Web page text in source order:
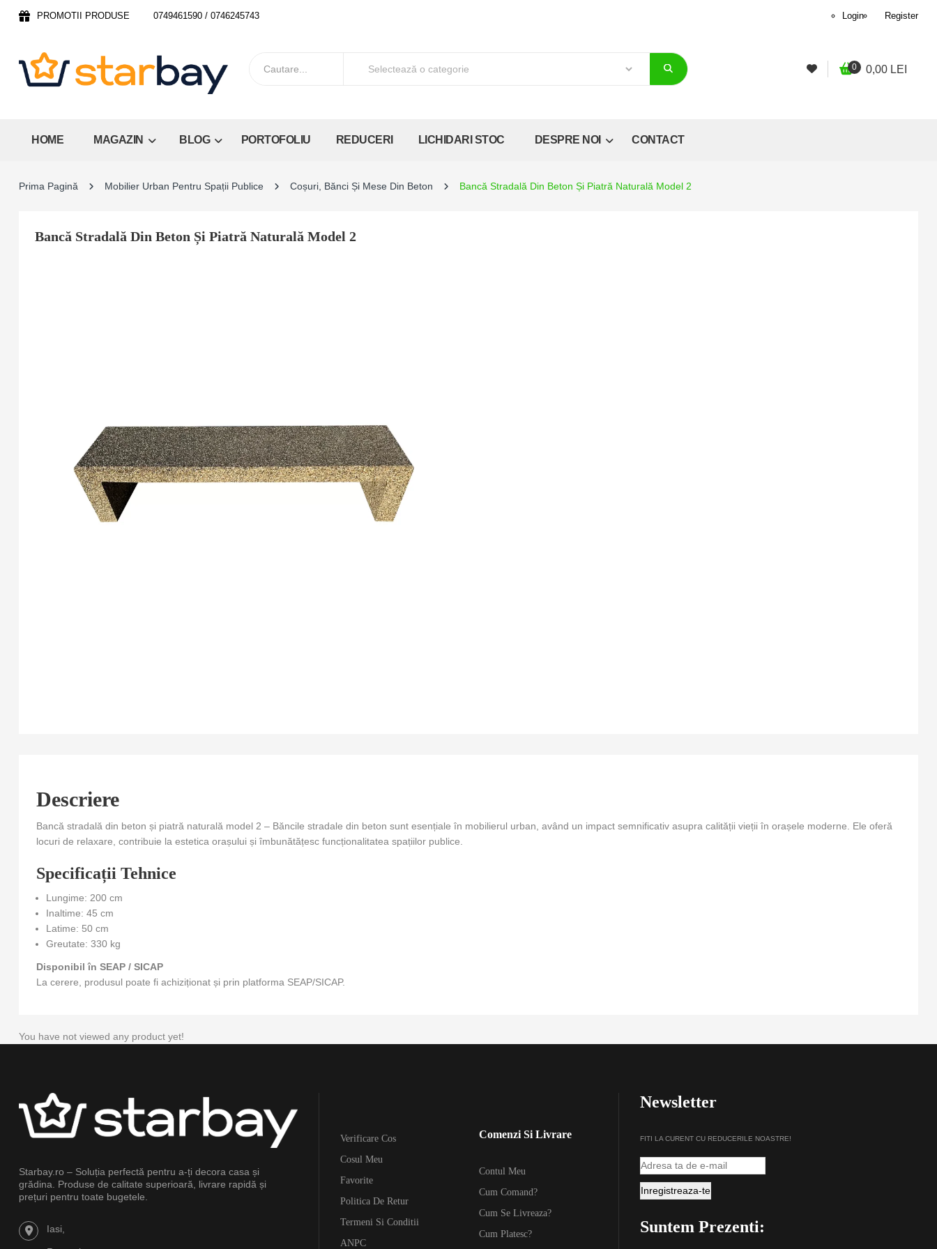
PROMOTII PRODUSE 0749461590 / 0746245743 Login Register
0 0,00 LEI
HOME MAGAZIN BLOG PORTOFOLIU REDUCERI LICHIDARI STOC DESPRE NOI CONTACT
Prima Pagină Mobilier Urban Pentru Spații Publice Coșuri, Bănci Și Mese Din Beton Bancă Stradală Din Beton Și Piatră Naturală Model 2
Bancă Stradală Din Beton Și Piatră Naturală Model 2
Descriere
Bancă stradală din beton și piatră naturală model 2 – Băncile stradale din beton sunt esențiale în mobilierul urban, având un impact semnificativ asupra calității vieții în orașele moderne. Ele oferă
locuri de relaxare, contribuie la estetica orașului și îmbunătățesc funcționalitatea spațiilor publice.
Specificații Tehnice
Lungime: 200 cm
Inaltime: 45 cm
Latime: 50 cm
Greutate: 330 kg
Disponibil în SEAP / SICAP
La cerere, produsul poate fi achiziționat și prin platforma SEAP/SICAP.
You have not viewed any product yet!
Starbay.ro – Soluția perfectă pentru a-ți decora casa și
grădina. Produse de calitate superioară, livrare rapidă și
prețuri pentru toate bugetele.
Iasi,
Verificare Cos
Cosul Meu
Favorite
Politica De Retur
Termeni Si Conditii
ANPC
Comenzi Si Livrare
Contul Meu
Cum Comand?
Cum Se Livreaza?
Cum Platesc?
Newsletter
FITI LA CURENT CU REDUCERILE NOASTRE!
Suntem Prezenti: